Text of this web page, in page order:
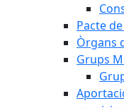
Pacte
Òrgans
Grups